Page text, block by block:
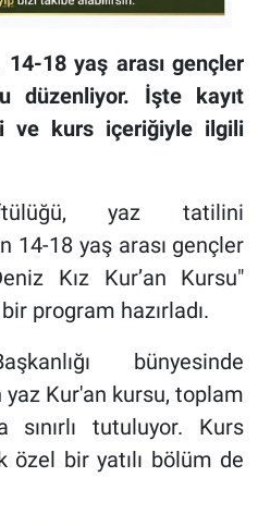
18 yaş arası gençler
düzenliyor. İşte kayıt
ve kurs içeriğiyle ilgili
yaz tatilini
14-18 yaş arası gençler
Kız Kur’an Kursu"
program hazırladı.
bünyesinde
Kur'an kursu, toplam
tutuluyor. Kurs
özel bir yatılı bölüm de